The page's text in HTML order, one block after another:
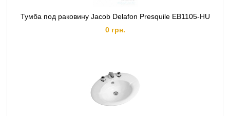
Тумба под раковину Jacob Delafon Presquile EB1105-HU
0 грн.